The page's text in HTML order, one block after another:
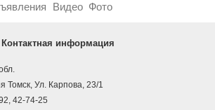
Видео Фото
Контактная информация
Томск, Ул. Карпова, 23/1
42-74-25